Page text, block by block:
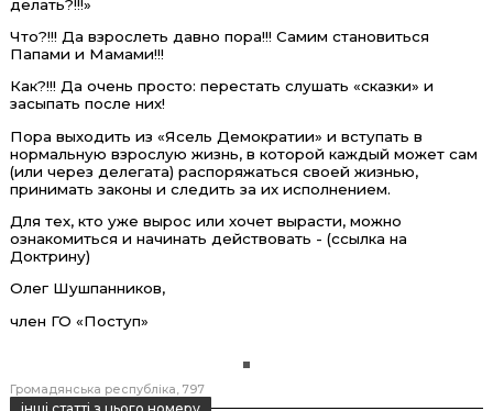
делать?!!!»
Что?!!! Да взрослеть давно пора!!! Самим становиться
Папами и Мамами!!!
Как?!!! Да очень просто: перестать слушать «сказки» и
засыпать после них!
Пора выходить из «Ясель Демократии» и вступать в
нормальную взрослую жизнь, в которой каждый может сам
(или через делегата) распоряжаться своей жизнью,
принимать законы и следить за их исполнением.
Для тех, кто уже вырос или хочет вырасти, можно
ознакомиться и начинать действовать - (ссылка на
Доктрину)
Олег Шушпанников,
член ГО «Поступ»
Громадянська республіка 797